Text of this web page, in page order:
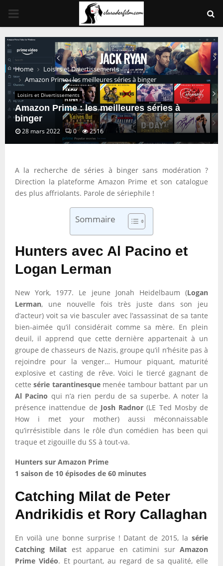
PRIMARY
MENU
Home
Loisirs et Divertissements
Amazon Prime : les meilleures séries à binger
Loisirs et Divertissements
Amazon Prime : les meilleures séries à
binger
28 mars 2022 0 2516
A la recherche de séries à binger sans modération ?
Direction la plateforme Amazon Prime et son catalogue
des plus affriolants. Parole de sériephile !
Sommaire
Hunters avec Al Pacino et
Logan Lerman
New York, 1977. Le jeune Jonah Heidelbaum (Logan
Lerman, une nouvelle fois très juste dans son jeu
d’acteur) voit sa vie basculer avec l’assassinat de sa tante
bien-aimée qu’il considérait comme sa mère. En plein
deuil, il apprend que cette dernière appartenait à un
groupe de chasseurs de Nazis, groupe qu’il n’hésite pas à
rejoindre pour la venger… Humour piquant, maturité
explosive et casting de rêve. Voici le tiercé gagnant de
cettesérie tarantinesquemenée tambour battant par un
Al Pacino qui n’a rien perdu de sa superbe. A noter la
présence inattendue de Josh Radnor (LE Ted Mosby de
How i met your mother) aussi méconnaissable
qu’irrésistible dans le rôle d’un comédien has been qui
traque et zigouille du SS à tout-va.
Hunters sur Amazon Prime
1 saison de 10 épisodes de 60 minutes
Catching Milat de Peter
Andrikidis et Rory Callaghan
En voilà une bonne surprise ! Datant de 2015, la série
Catching Milat est apparue en catimini surAmazon
Prime Vidéo. Et pourtant, au regard de sa qualité, elle